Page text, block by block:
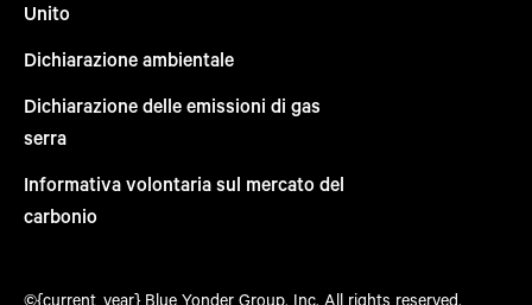
Unito
Dichiarazione ambientale
Dichiarazione delle emissioni di gas
serra
Informativa volontaria sul mercato del
carbonio
©{current_year} Blue Yonder Group, Inc. All rights reserved.